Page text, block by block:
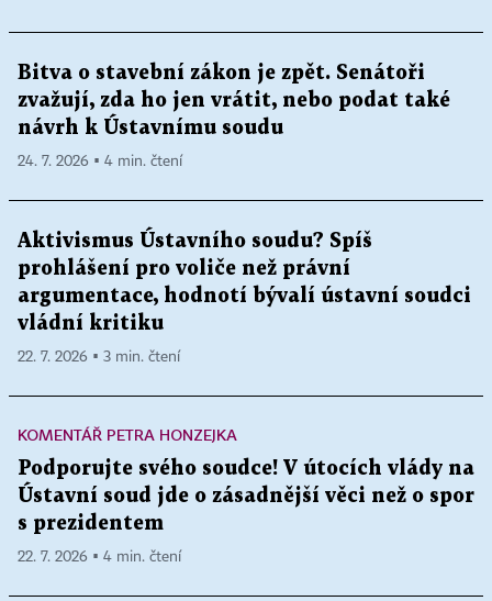
Bitva o stavební zákon je zpět. Senátoři
zvažují, zda ho jen vrátit, nebo podat také
návrh k Ústavnímu soudu
24. 7. 2026 ▪ 4 min. čtení
Aktivismus Ústavního soudu? Spíš
prohlášení pro voliče než právní
argumentace, hodnotí bývalí ústavní soudci
vládní kritiku
22. 7. 2026 ▪ 3 min. čtení
KOMENTÁŘ PETRA HONZEJKA
Podporujte svého soudce! V útocích vlády na
Ústavní soud jde o zásadnější věci než o spor
s prezidentem
22. 7. 2026 ▪ 4 min. čtení